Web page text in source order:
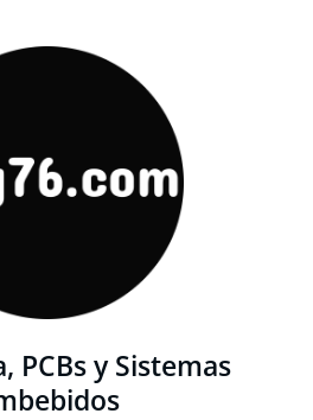
PCBs y Sistemas